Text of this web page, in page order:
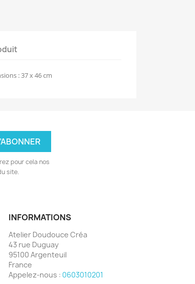
: 37 x 46 cm
pour cela nos
site.
INFORMATIONS
Atelier Doudouce Créa
43 rue Duguay
95100 Argenteuil
France
Appelez-nous : 0603010201